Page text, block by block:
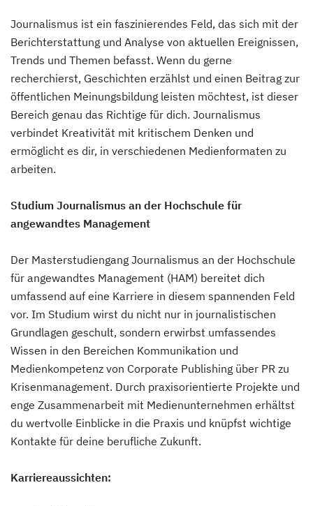
Journalismus ist ein faszinierendes Feld, das sich mit der
Berichterstattung und Analyse von aktuellen Ereignissen,
Trends und Themen befasst. Wenn du gerne
recherchierst, Geschichten erzählst und einen Beitrag zur
öffentlichen Meinungsbildung leisten möchtest, ist dieser
Bereich genau das Richtige für dich. Journalismus
verbindet Kreativität mit kritischem Denken und
ermöglicht es dir, in verschiedenen Medienformaten zu
arbeiten.
Studium Journalismus an der Hochschule für
angewandtes Management
Der Masterstudiengang Journalismus an der Hochschule
für angewandtes Management (HAM) bereitet dich
umfassend auf eine Karriere in diesem spannenden Feld
vor. Im Studium wirst du nicht nur in journalistischen
Grundlagen geschult, sondern erwirbst umfassendes
Wissen in den Bereichen Kommunikation und
Medienkompetenz von Corporate Publishing über PR zu
Krisenmanagement. Durch praxisorientierte Projekte und
enge Zusammenarbeit mit Medienunternehmen erhältst
du wertvolle Einblicke in die Praxis und knüpfst wichtige
Kontakte für deine berufliche Zukunft.
Karriereaussichten: